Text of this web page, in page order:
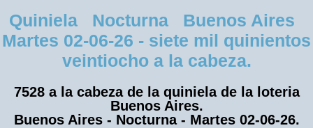
Quiniela Nocturna Buenos Aires
Martes 02-06-26 - siete mil quinientos
veintiocho a la cabeza.
7528 a la cabeza de la quiniela de la loteria
Buenos Aires.
Buenos Aires - Nocturna - Martes 02-06-26.